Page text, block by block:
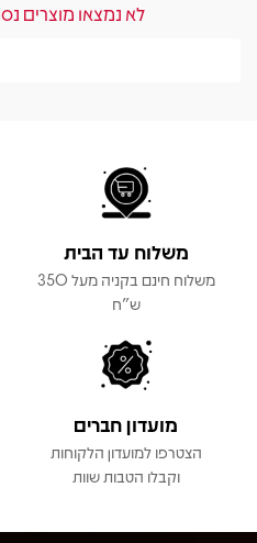
לא נמצאו מוצרים
משלוח עד הבית
משלוח חינם בקניה מעל 350
ש"ח
מועדון חברים
הצטרפו למועדון הלקוחות
וקבלו הטבות שוות